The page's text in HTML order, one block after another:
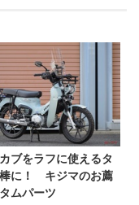
ブをラフに使えるタ
に！ キジマのお薦
ムパーツ